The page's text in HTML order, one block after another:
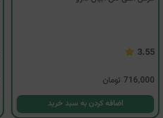
3.55
716,000 تومان
اضافه کردن به سبد خرید